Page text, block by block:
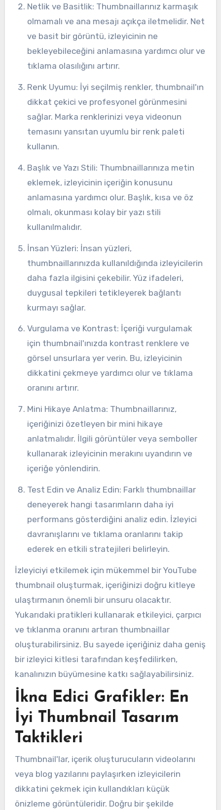
Netlik ve Basitlik: Thumbnaillarınız karmaşık
olmamalı ve ana mesajı açıkça iletmelidir. Net
ve basit bir görüntü, izleyicinin ne
bekleyebileceğini anlamasına yardımcı olur ve
tıklama olasılığını artırır.
Renk Uyumu: İyi seçilmiş renkler, thumbnail'ın
dikkat çekici ve profesyonel görünmesini
sağlar. Marka renklerinizi veya videonun
temasını yansıtan uyumlu bir renk paleti
kullanın.
Başlık ve Yazı Stili: Thumbnaillarınıza metin
eklemek, izleyicinin içeriğin konusunu
anlamasına yardımcı olur. Başlık, kısa ve öz
olmalı, okunması kolay bir yazı stili
kullanılmalıdır.
İnsan Yüzleri: İnsan yüzleri,
thumbnaillarınızda kullanıldığında izleyicilerin
daha fazla ilgisini çekebilir. Yüz ifadeleri,
duygusal tepkileri tetikleyerek bağlantı
kurmayı sağlar.
Vurgulama ve Kontrast: İçeriği vurgulamak
için thumbnail'ınızda kontrast renklere ve
görsel unsurlara yer verin. Bu, izleyicinin
dikkatini çekmeye yardımcı olur ve tıklama
oranını artırır.
Mini Hikaye Anlatma: Thumbnaillarınız,
içeriğinizi özetleyen bir mini hikaye
anlatmalıdır. İlgili görüntüler veya semboller
kullanarak izleyicinin merakını uyandırın ve
içeriğe yönlendirin.
Test Edin ve Analiz Edin: Farklı thumbnaillar
deneyerek hangi tasarımların daha iyi
performans gösterdiğini analiz edin. İzleyici
davranışlarını ve tıklama oranlarını takip
ederek en etkili stratejileri belirleyin.
İzleyiciyi etkilemek için mükemmel bir YouTube
thumbnail oluşturmak, içeriğinizi doğru kitleye
ulaştırmanın önemli bir unsuru olacaktır.
Yukarıdaki pratikleri kullanarak etkileyici, çarpıcı
ve tıklanma oranını artıran thumbnaillar
oluşturabilirsiniz. Bu sayede içeriğiniz daha geniş
bir izleyici kitlesi tarafından keşfedilirken,
kanalınızın büyümesine katkı sağlayabilirsiniz.
İkna Edici Grafikler: En
İyi Thumbnail Tasarım
Taktikleri
Thumbnail'lar, içerik oluşturucuların videolarını
veya blog yazılarını paylaşırken izleyicilerin
dikkatini çekmek için kullandıkları küçük
önizleme görüntüleridir. Doğru bir şekilde